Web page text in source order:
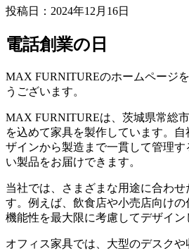
投稿日： 2024年12月16日
電話創業の日
MAX FURNITUREのホームページ
うございます。
MAX FURNITUREは、茨城県常総
を込めて家具を製作しています。
ザインから製造まで一貫して管理
い製品をお届けできます。
当社では、さまざまな用途に合わせ
す。例えば、飲食店や小売店向け
機能性を最大限に考慮してデザイン
オフィス家具では、大型のデスク